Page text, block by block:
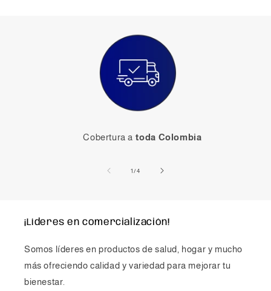
Cobertura a toda Colombia
1/de
4
¡Líderes en comercialización!
Somos líderes en productos de salud, hogar y mucho
más ofreciendo calidad y variedad para mejorar tu
bienestar.